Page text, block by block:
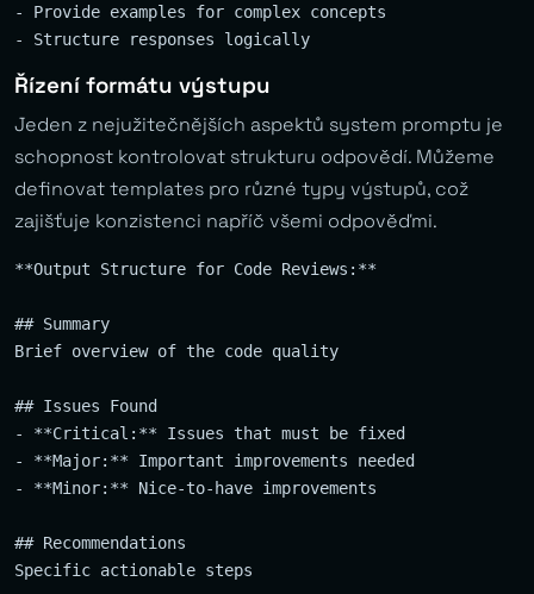
- Provide examples for complex concepts
Řízení formátu výstupu
Jeden z nejužitečnějších aspektů system promptu je
schopnost kontrolovat strukturu odpovědí. Můžeme
definovat templates pro různé typy výstupů, což
zajišťuje konzistenci napříč všemi odpověďmi.
**Output Structure for Code Reviews:**
## Summary
Brief overview of the code quality
## Issues Found
- **Critical:** Issues that must be fixed
- **Major:** Important improvements needed
- **Minor:** Nice-to-have improvements
## Recommendations
Specific actionable steps